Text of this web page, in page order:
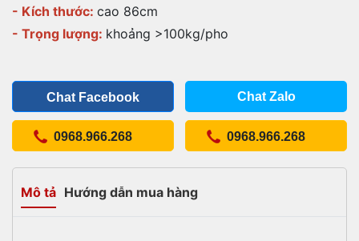
- Kích thước: cao 86cm
- Trọng lượng: khoảng >100kg/pho
Chat Facebook Chat Zalo
0968.966.268 0968.966.268
Mô tả Hướng dẫn mua hàng